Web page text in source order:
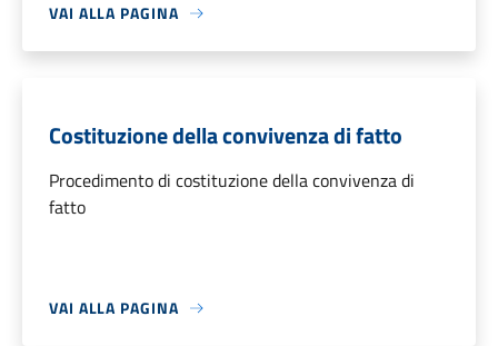
VAI ALLA PAGINA
Costituzione della convivenza di fatto
Procedimento di costituzione della convivenza di
fatto
VAI ALLA PAGINA